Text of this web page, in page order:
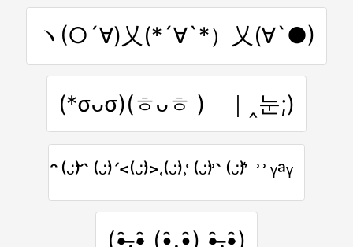
ヽ(○´∀)乂(*´∀`*）乂(∀`●)
(*σᴗσ)(ㅎᴗㅎ ) ｜‸눈;)
̑⁽ᵕ̈⁾ ̆ ̀⁽ᵕ̈⁾ ́˂⁽ᵕ̈⁾˃˓⁽ᵕ̈⁾˒ ͑⁽ᵕ̈⁾ ͗ ̀⁽ᵕ̈⁾ ͛ ͗ ͗ᵞᵃᵞ
(•̴̑.̶̥•̴̑ (•̥̑.̮•̥̑) •̴̑.̶̥•̴̑)